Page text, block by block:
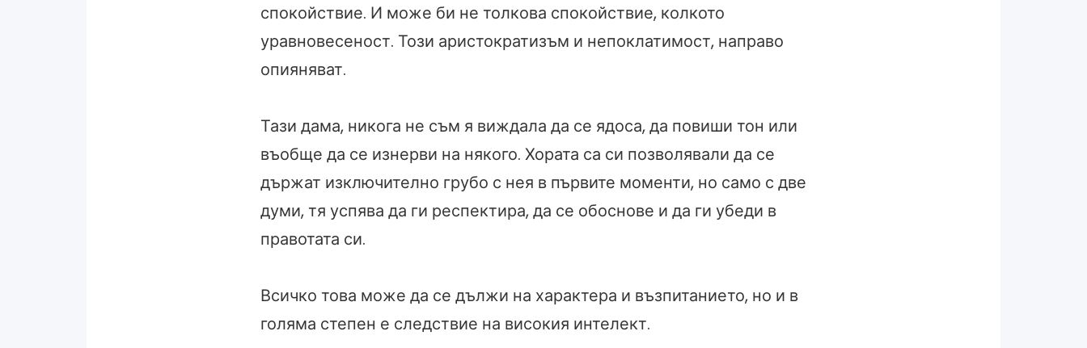
спокойствие. И може би не толкова спокойствие, колкото
уравновесеност. Този аристократизъм и непоклатимост, направо
опияняват.
Тази дама, никога не съм я виждала да се ядоса, да повиши тон или
въобще да се изнерви на някого. Хората са си позволявали да се
държат изключително грубо с нея в първите моменти, но само с две
думи, тя успява да ги респектира, да се обоснове и да ги убеди в
правотата си.
Всичко това може да се дължи на характера и възпитанието, но и в
голяма степен е следствие на високия интелект.